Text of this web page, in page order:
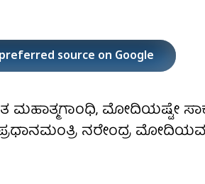
source on Google
ಮಹಾತ್ಮಗಾಂಧಿ, ಮೋದಿಯಷ್ಟೇ
ನರೇಂದ್ರ